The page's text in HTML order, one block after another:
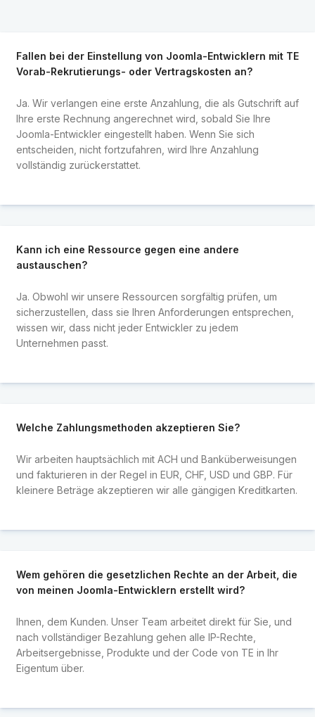
Fallen bei der Einstellung von Joomla-Entwicklern mit TE
Vorab-Rekrutierungs- oder Vertragskosten an?
Ja. Wir verlangen eine erste Anzahlung, die als Gutschrift auf
Ihre erste Rechnung angerechnet wird, sobald Sie Ihre
Joomla-Entwickler eingestellt haben. Wenn Sie sich
entscheiden, nicht fortzufahren, wird Ihre Anzahlung
vollständig zurückerstattet.
Kann ich eine Ressource gegen eine andere
austauschen?
Ja. Obwohl wir unsere Ressourcen sorgfältig prüfen, um
sicherzustellen, dass sie Ihren Anforderungen entsprechen,
wissen wir, dass nicht jeder Entwickler zu jedem
Unternehmen passt.
Welche Zahlungsmethoden akzeptieren Sie?
Wir arbeiten hauptsächlich mit ACH und Banküberweisungen
und fakturieren in der Regel in EUR, CHF, USD und GBP. Für
kleinere Beträge akzeptieren wir alle gängigen Kreditkarten.
Wem gehören die gesetzlichen Rechte an der Arbeit, die
von meinen Joomla-Entwicklern erstellt wird?
Ihnen, dem Kunden. Unser Team arbeitet direkt für Sie, und
nach vollständiger Bezahlung gehen alle IP-Rechte,
Arbeitsergebnisse, Produkte und der Code von TE in Ihr
Eigentum über.